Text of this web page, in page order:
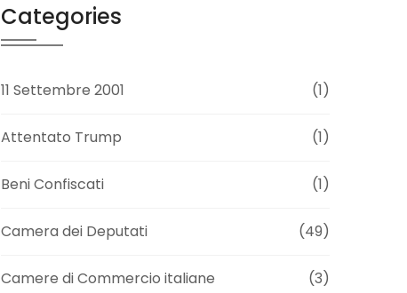
Categories
11 Settembre 2001 (1)
Attentato Trump (1)
Beni Confiscati (1)
Camera dei Deputati (49)
Camere di Commercio italiane (3)